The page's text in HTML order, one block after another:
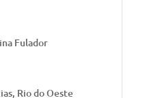
Fulador
Rio do Oeste